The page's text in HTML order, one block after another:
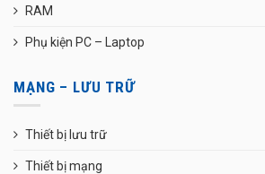
RAM
Phụ kiện PC – Laptop
MẠNG – LƯU TRỮ
Thiết bị lưu trữ
Thiết bị mạng